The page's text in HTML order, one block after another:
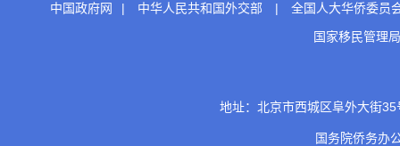
中国政府网 | 中华人民共和国外交部 |
全国人大华侨委员
国家移民管理局
地址：北京市西城区阜外大街
国务院侨务